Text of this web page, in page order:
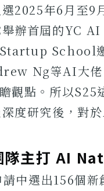
2025年6月至9
舉辦首屆的YC
School
Ng等AI大佬
觀點。所以S25
度研究後，對
隊主打 AI
中選出156個